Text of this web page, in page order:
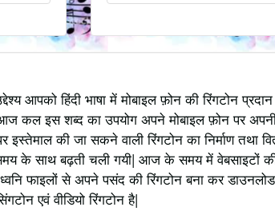
आपको हिंदी भाषा में मोबाइल फ़ोन की रिंगटोन
कल इस शब्द का उपयोग अपने मोबाइल फ़ोन पर
पर इस्तेमाल की जा सकने वाली रिंगटोन का निर्माण
के साथ बढ़ती चली गयी| आज के समय में वेबसाइटों की
फाइलों से अपने पसंद की रिंगटोन बना कर
एवं वीडियो रिंगटोन है|